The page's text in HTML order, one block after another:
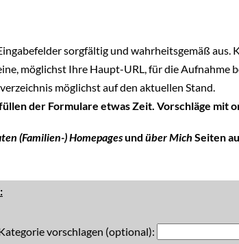
sorgfältig und wahrheitsgemäß aus.
möglichst Ihre Haupt-URL, für die Aufnahme
möglichst auf den aktuellen Stand.
der Formulare etwas Zeit. Vorschläge
(Familien-) Homepagesund über Mich Seiten
vorschlagen (optional):